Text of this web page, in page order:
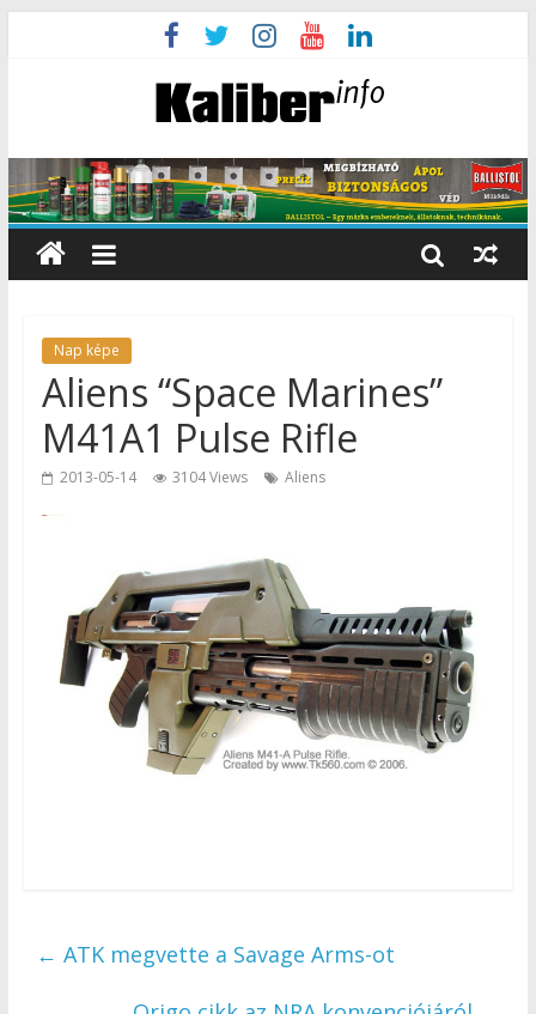
Nap képe
Aliens “Space Marines”
M41A1 Pulse Rifle
2013-05-14 3104 Views Aliens
← ATK megvette a Savage Arms-ot